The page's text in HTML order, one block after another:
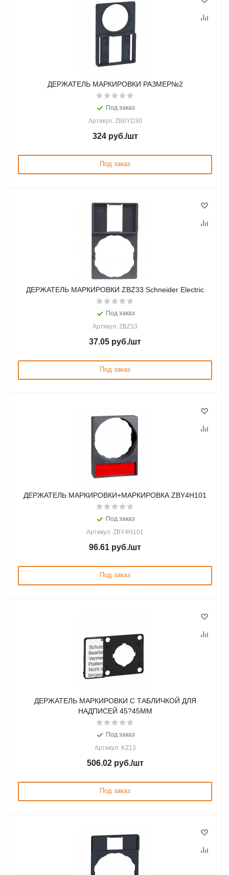
ДЕРЖАТЕЛЬ МАРКИРОВКИ РАЗМЕР№2
Под заказ
Артикул: ZB6YD30
324руб./шт
Под заказ
ДЕРЖАТЕЛЬ МАРКИРОВКИ ZBZ33 Schneider Electric
Под заказ
Артикул: ZBZ33
37.05 руб./шт
Под заказ
ДЕРЖАТЕЛЬ МАРКИРОВКИ+МАРКИРОВКА ZBY4H101
Под заказ
Артикул: ZBY4H101
96.61 руб./шт
Под заказ
ДЕРЖАТЕЛЬ МАРКИРОВКИ С ТАБЛИЧКОЙ ДЛЯ
НАДПИСЕЙ 45?45ММ
Под заказ
Артикул: KZ13
506.02руб./шт
Под заказ